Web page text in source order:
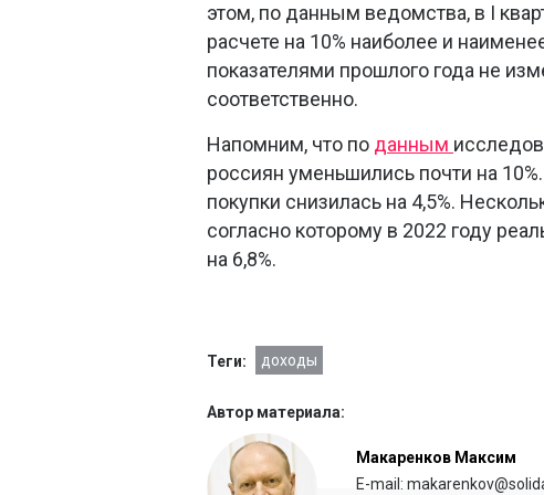
этом, по данным ведомства, в I
расчете на 10% наиболее и
показателями прошлого года не
соответственно.
Напомним, что по данным
россиян уменьшились почти на
покупки снизилась на 4,5%.
согласно которому в 2022 году
на 6,8%.
Теги: доходы
Автор материала:
Макаренков Максим
E-mail: